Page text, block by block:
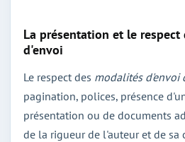
La présentation et le respect
d'envoi
Le respect des modalités d'envoi
pagination, polices, présence
présentation ou de documents
de la rigueur de l'auteur et de sa